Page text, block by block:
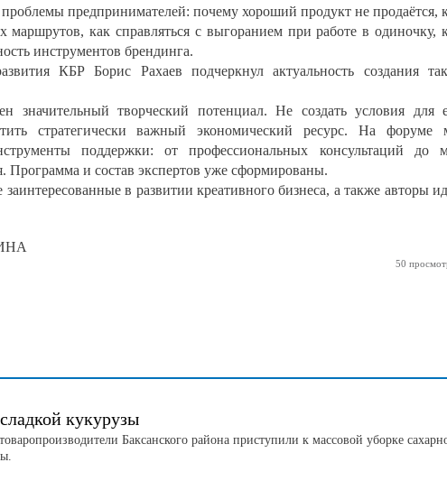
предпринимателей: почему хороший продукт не продаётся,
маршрутов, как справляться с выгоранием при работе в одиночку,
инструментов брендинга.
КБР Борис Рахаев подчеркнул актуальность создания
значительный творческий потенциал. Не создать условия для
стратегически важный экономический ресурс. На форуме
поддержки: от профессиональных консультаций до
Программа и состав экспертов уже сформированы.
в развитии креативного бизнеса, а также авторы
50
кукурузы
Баксанского района приступили к массовой уборке